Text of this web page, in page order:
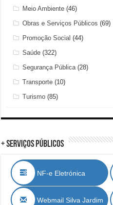
Meio Ambiente (46)
Obras e Serviços Públicos (69)
Promoção Social (44)
Saúde (322)
Segurança Pública(28)
Transporte (10)
Turismo (85)
+ Serviços Públicos
NF-e Eletrónica
Webmail Silva Jardim